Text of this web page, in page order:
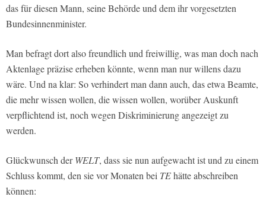
das für diesen Mann, seine Behörde und dem ihr vorgesetzten
Bundesinnenminister.
Man befragt dort also freundlich und freiwillig, was man doch nach
Aktenlage präzise erheben könnte, wenn man nur willens dazu
wäre. Und na klar: So verhindert man dann auch, das etwa Beamte,
die mehr wissen wollen, die wissen wollen, worüber Auskunft
verpflichtend ist, noch wegen Diskriminierung angezeigt zu
werden.
Glückwunsch derWELT, dass sie nun aufgewacht ist und zu einem
Schluss kommt, den sie vor Monaten bei TEhätte abschreiben
können: